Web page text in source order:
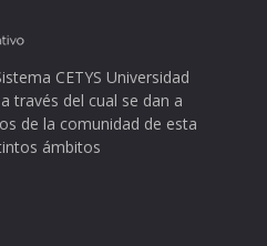
CETYS Universidad
través del cual se dan a
de la comunidad de esta
ámbitos